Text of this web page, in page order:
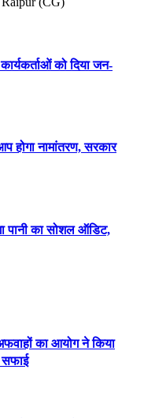
को दिया जन-
होगा नामांतरण, सरकार
पानी का सोशल ऑडिट,
का आयोग ने किया
सफाई